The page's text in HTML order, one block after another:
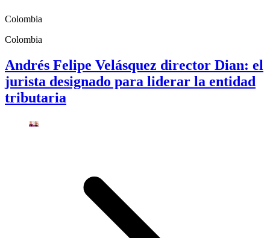
Colombia
Colombia
Andrés Felipe Velásquez director Dian: el
jurista designado para liderar la entidad
tributaria